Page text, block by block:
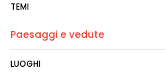
TEMI
Paesaggi e vedute
LUOGHI